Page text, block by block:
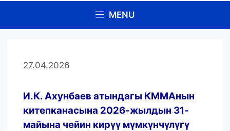
MENU
27.04.2026
И.К. Ахунбаев атындагы КММАнын
китепканасына 2026-жылдын 31-
майына чейин кирүү мүмкүнчүлүгү